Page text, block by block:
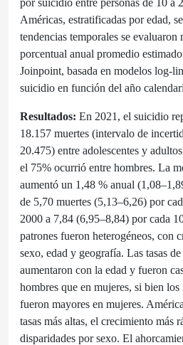
Américas, estratificadas por edad,
tendencias temporales se evaluaron
porcentual anual promedio
Joinpoint, basada en modelos log-
suicidio en función del año
Resultados: En 2021, el suicidio
18.157 muertes (intervalo de
20.475) entre adolescentes y
el 75% ocurrió entre hombres. La
aumentó un 1,48 % anual
de 5,70 muertes (5,13–6,26) por
2000 a 7,84 (6,95–8,84) por cada
patrones fueron heterogéneos, con
sexo, edad y geografía. Las tasas
aumentaron con la edad y fueron
hombres que en mujeres, si bien
fueron mayores en mujeres.
tasas más altas, el crecimiento más
disparidades por sexo. El